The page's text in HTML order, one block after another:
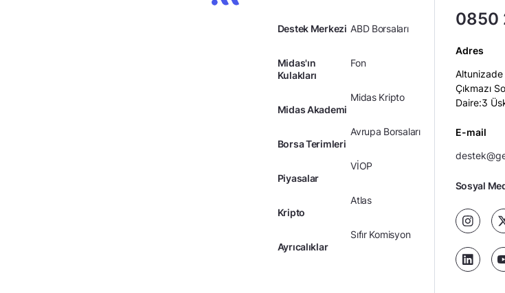
Destek Merkezi
Midas'ın
Kulakları
Midas Akademi
Borsa Terimleri
Piyasalar
Kripto
Ayrıcalıklar
ABD Borsaları
Fon
Midas Kripto
Avrupa Borsaları
VİOP
Atlas
Sıfır Komisyon
0850
Adres
Çıkmazı
Daire:3
E-mail
Sosyal